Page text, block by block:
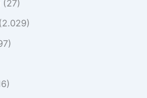
(27)
(2.029)